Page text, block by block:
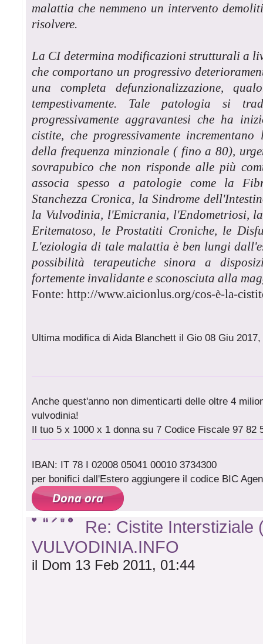
malattia che nemmeno un intervento
risolvere.
La CI determina modificazioni strutturali a
che comportano un progressivo
una completa defunzionalizzazione,
tempestivamente. Tale patologia si
progressivamente aggravantesi che ha
cistite, che progressivamente
della frequenza minzionale ( fino a 80),
sovrapubico che non risponde alle più
associa spesso a patologie come la
Stanchezza Cronica, la Sindrome
la Vulvodinia, l'Emicrania, l'Endometriosi,
Eritematoso, le Prostatiti Croniche, le
L'eziologia di tale malattia è ben lungi
possibilità terapeutiche sinora a
fortemente invalidante e sconosciuta alla
Fonte: http://www.aicionlus.org/cos-è-la-
Ultima modifica di Aida Blanchett il Gio 08 Giu
Anche quest'anno non dimenticarti delle oltre 4
vulvodinia!
Il tuo 5 x 1000 x 1 donna su 7 Codice Fiscale 97 82
IBAN: IT 78 I 02008 05041 00010 3734300
per bonifici dall'Estero aggiungere il codice BIC
Re: Cistite Interstiziale
VULVODINIA.INFO
il Dom 13 Feb 2011, 01:44